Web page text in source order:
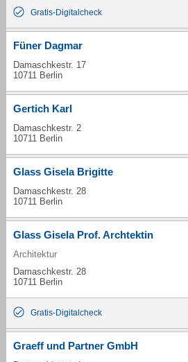
Gratis-Digitalcheck
Füner Dagmar
Damaschkestr. 17
10711 Berlin
Gertich Karl
Damaschkestr. 2
10711 Berlin
Glass Gisela Brigitte
Damaschkestr. 28
10711 Berlin
Glass Gisela Prof. Archtektin
Architektur
Damaschkestr. 28
10711 Berlin
Gratis-Digitalcheck
Graeff und Partner GmbH